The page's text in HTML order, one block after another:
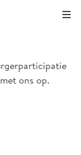
ons op.